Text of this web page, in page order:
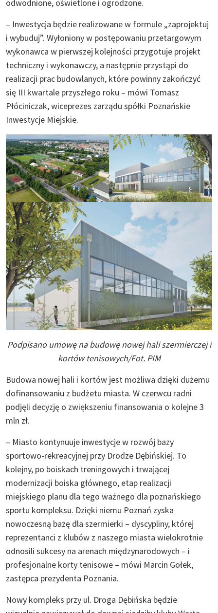
odwodnione, oświetlone i ogrodzone.
– Inwestycja będzie realizowane w formule „zaprojektuj
i wybuduj”. Wyłoniony w postępowaniu przetargowym
wykonawca w pierwszej kolejności przygotuje projekt
techniczny i wykonawczy, a następnie przystąpi do
realizacji prac budowlanych, które powinny zakończyć
się III kwartale przyszłego roku – mówi Tomasz
Płóciniczak, wiceprezes zarządu spółki Poznańskie
Inwestycje Miejskie.
Podpisano umowę na budowę nowej hali szermierczej i
kortów tenisowych/Fot. PIM
Budowa nowej hali i kortów jest możliwa dzięki dużemu
dofinansowaniu z budżetu miasta. W czerwcu radni
podjęli decyzję o zwiększeniu finansowania o kolejne 3
mln zł.
– Miasto kontynuuje inwestycje w rozwój bazy
sportowo-rekreacyjnej przy Drodze Dębińskiej. To
kolejny, po boiskach treningowych i trwającej
modernizacji boiska głównego, etap realizacji
miejskiego planu dla tego ważnego dla poznańskiego
sportu kompleksu. Dzięki niemu Poznań zyska
nowoczesną bazę dla szermierki – dyscypliny, której
reprezentanci z klubów z naszego miasta wielokrotnie
odnosili sukcesy na arenach międzynarodowych – i
profesjonalne korty tenisowe – mówi Marcin Gołek,
zastępca prezydenta Poznania.
Nowy kompleks przy ul. Droga Dębińska będzie